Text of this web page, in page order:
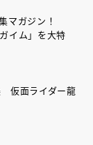
マガジン！
イム」を大特
仮面ライダー龍